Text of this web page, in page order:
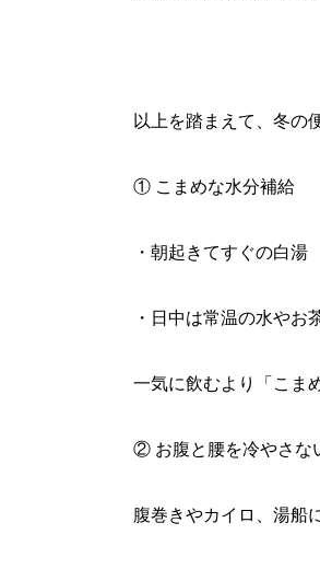
以上を踏まえて、冬の
① こまめな水分補給
・朝起きてすぐの白湯
・日中は常温の水やお
一気に飲むより「こま
② お腹と腰を冷やさな
腹巻きやカイロ、湯船